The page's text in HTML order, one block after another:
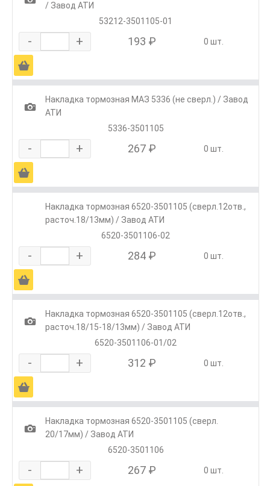
/ Завод АТИ
53212-3501105-01
- + 193 ₽ 0 шт.
Ä
1
Накладка тормозная МАЗ 5336 (не сверл.) / Завод
АТИ
5336-3501105
- + 267 ₽ 0 шт.
Ä
Накладка тормозная 6520-3501105 (сверл.12отв.,
расточ.18/13мм) / Завод АТИ
6520-3501106-02
- + 284 ₽ 0 шт.
Ä
1
Накладка тормозная 6520-3501105 (сверл.12отв.,
расточ.18/15-18/13мм) / Завод АТИ
6520-3501106-01/02
- + 312 ₽ 0 шт.
Ä
1
Накладка тормозная 6520-3501105 (сверл.
20/17мм) / Завод АТИ
6520-3501106
- + 267 ₽ 0 шт.